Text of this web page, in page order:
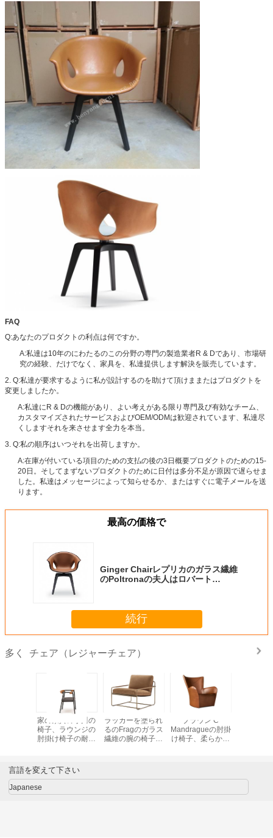
FAQ
Q:あなたのプロダクトの利点は何ですか。
A:私達は10年のにわたるのこの分野の専門の製造業者R & Dであり、市場研
究の経験、だけでなく、家具を、私達提供します解決を販売しています。
2. Q:私達が要求するように私が設計するのを助けて頂けままたはプロダクトを
変更しましたか。
A:私達にR & Dの機能があり、よい考えがある限り専門及び有効なチーム、
カスタマイズされたサービスおよびOEM/ODMは歓迎されています、私達尽
くしますそれを来させます全力を本当。
3. Q:私の順序はいつそれを出荷しますか。
A:在庫が付いている項目のための支払の後の3日概要プロダクトのための15-
20日。そしてまずないプロダクトのために日付は多分不足が原因で遅らせま
した。私達はメッセージによって知らせるか、またはすぐに電子メールを送
ります。
最高の価格で
Ginger Chairレプリカのガラス繊維
のPoltronaの夫人はロバート
続行
多く チェア（レジャーチェア）
家の家具の小川の
椅子、ラウンジの
肘掛け椅子の耐久
ラッカーを塗られ
るのFragのガラス
繊維の腕の椅子の
ブラウン C
Mandragueの肘掛
け椅子、柔らかい
言語を変えて下さい
Japanese